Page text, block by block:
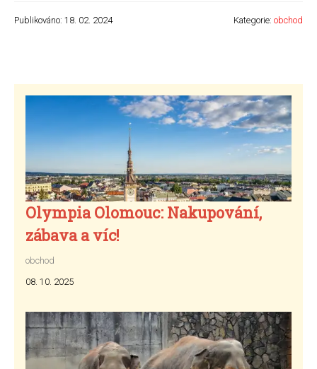
Publikováno: 18. 02. 2024 Kategorie: obchod
Olympia Olomouc: Nakupování,
zábava a víc!
obchod
08. 10. 2025